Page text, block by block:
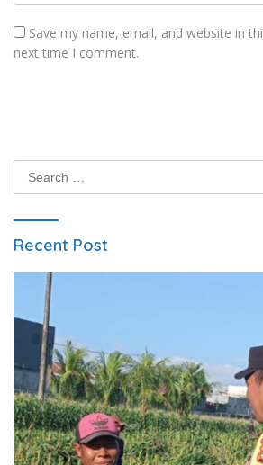
Save my name, email, and website in
next time I comment.
Search
for:
Recent Post